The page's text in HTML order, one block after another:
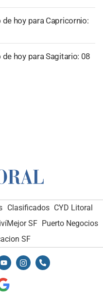
hoy para Capricornio:
hoy para Sagitario: 08
Clasificados CYD Litoral
SF Puerto Negocios
SF